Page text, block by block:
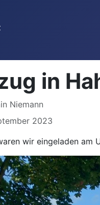
in
Niemann
2023
wir eingeladen